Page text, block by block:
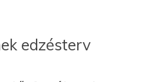
edzésterv